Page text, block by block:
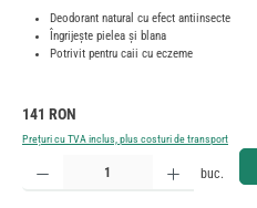
Deodorant natural cu efect antiinsecte
Îngrijește pielea și blana
Potrivit pentru caii cu eczeme
Preț obișnuit:
141 RON
Prețuri cu TVA inclus, plus costuri de transport
Cantitate produs: Introduceți cantitatea dorită
buc.